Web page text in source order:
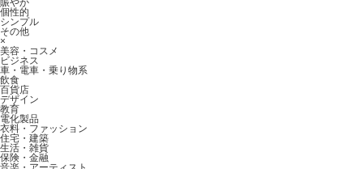
賑やか
個性的
シンプル
その他
×
美容・コスメ
ビジネス
車・電車・乗り物系
飲食
百貨店
デザイン
教育
電化製品
衣料・ファッション
住宅・建築
生活・雑貨
保険・金融